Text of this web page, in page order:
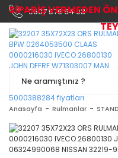
0507 576 64 03
Anasayfa Rulmanlar
SİPARİŞ VERMEDEN